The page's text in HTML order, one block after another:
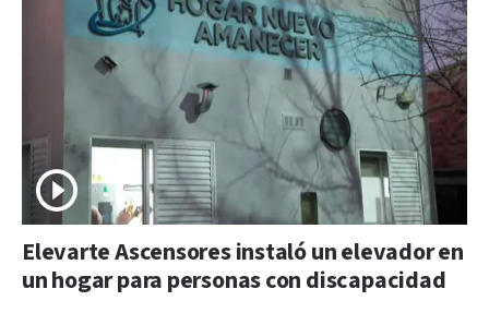
Elevarte Ascensores instaló un elevador en
un hogar para personas con discapacidad